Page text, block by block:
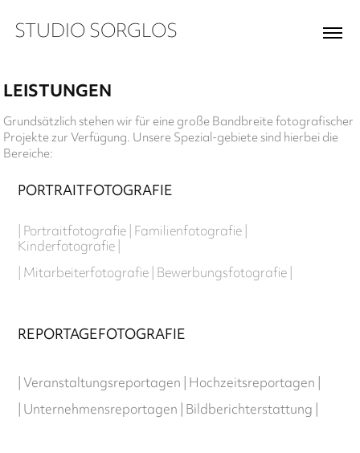
STUDIO SORGLOS
LEISTUNGEN
Grundsätzlich stehen wir für eine große Bandbreite fotografischer
Projekte zur Verfügung. Unsere Spezial-gebiete sind hierbei die
Bereiche:
PORTRAITFOTOGRAFIE
| Portraitfotografie | Familienfotografie |
Kinderfotografie |
| Mitarbeiterfotografie | Bewerbungsfotografie |
REPORTAGEFOTOGRAFIE
| Veranstaltungsreportagen | Hochzeitsreportagen |
| Unternehmensreportagen | Bildberichterstattung |